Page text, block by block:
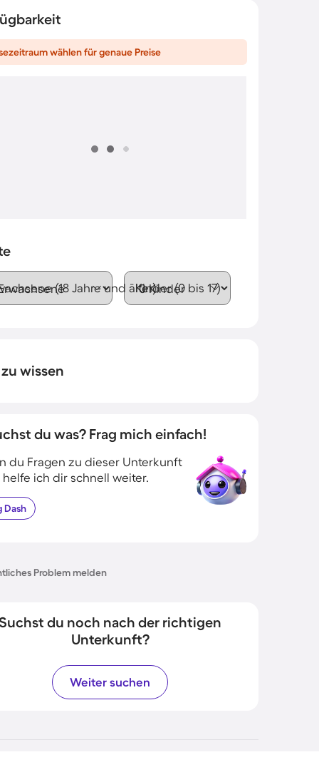
wählen für genaue Preise
(18 Jahre und älter)Kinder (0 bis 17)
wissen
du was? Frag mich einfach!
du Fragen zu dieser Unterkunft
helfe ich dir schnell weiter.
Dash
Problem melden
du noch nach der richtigen
Unterkunft?
Weiter suchen